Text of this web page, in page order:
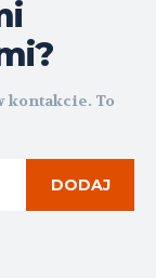
kontakcie. To
DODAJ